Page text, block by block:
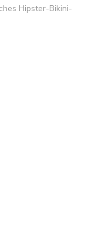
Hipster-Bikini-